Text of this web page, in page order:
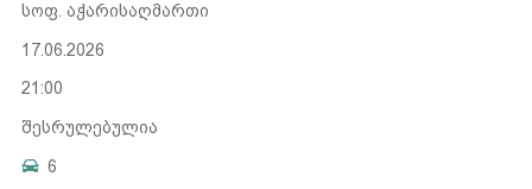
სოფ. აჭარისაღმართი
17.06.2026
21:00
შესრულებულია
6